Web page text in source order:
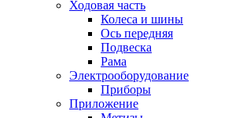
Ходовая часть
Колеса и шины
Ось передняя
Подвеска
Рама
Электрооборудование
Приборы
Приложение